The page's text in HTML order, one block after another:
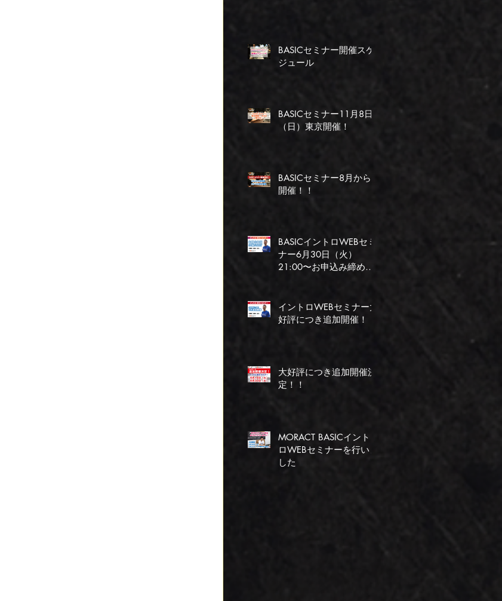
BASICセミナー開催スケ
ジュール
BASICセミナー11月8日
（日）東京開催！
BASICセミナー8月から
開催！！
BASICイントロWEBセミ
ナー6月30日（火）
21:00〜お申込み締め切
イントロWEBセミナー大
好評につき追加開催！
大好評につき追加開催決
定！！
MORACT BASICイント
ロWEBセミナーを行いま
した